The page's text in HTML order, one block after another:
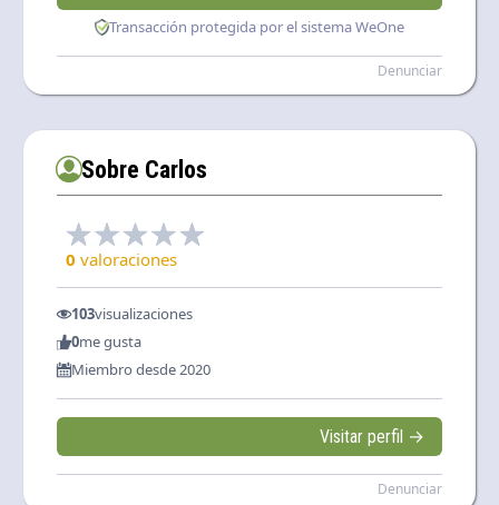
Transacción protegida por el sistema WeOne
Denunciar
Sobre Carlos
0 valoraciones
103visualizaciones
0me gusta
Miembro desde 2020
Visitar perfil →
Denunciar